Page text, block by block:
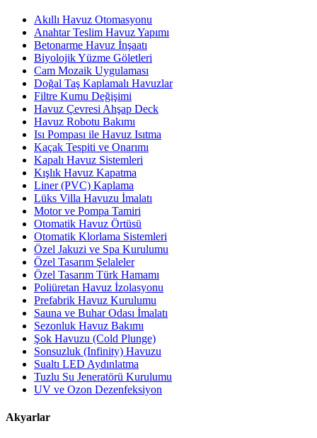
Akıllı Havuz Otomasyonu
Anahtar Teslim Havuz Yapımı
Betonarme Havuz İnşaatı
Biyolojik Yüzme Göletleri
Cam Mozaik Uygulaması
Doğal Taş Kaplamalı Havuzlar
Filtre Kumu Değişimi
Havuz Çevresi Ahşap Deck
Havuz Robotu Bakımı
Isı Pompası ile Havuz Isıtma
Kaçak Tespiti ve Onarımı
Kapalı Havuz Sistemleri
Kışlık Havuz Kapatma
Liner (PVC) Kaplama
Lüks Villa Havuzu İmalatı
Motor ve Pompa Tamiri
Otomatik Havuz Örtüsü
Otomatik Klorlama Sistemleri
Özel Jakuzi ve Spa Kurulumu
Özel Tasarım Şelaleler
Özel Tasarım Türk Hamamı
Poliüretan Havuz İzolasyonu
Prefabrik Havuz Kurulumu
Sauna ve Buhar Odası İmalatı
Sezonluk Havuz Bakımı
Şok Havuzu (Cold Plunge)
Sonsuzluk (Infinity) Havuzu
Sualtı LED Aydınlatma
Tuzlu Su Jeneratörü Kurulumu
UV ve Ozon Dezenfeksiyon
Akyarlar